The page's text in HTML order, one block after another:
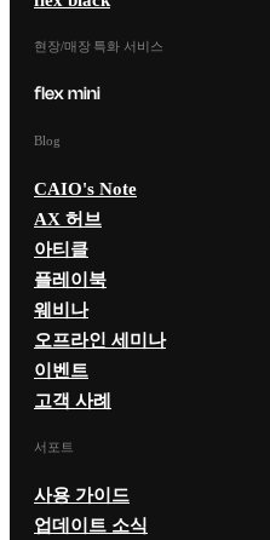
현장/매장 특화 서비스
Blog
CAIO's Note
AX 허브
아티클
플레이북
웨비나
오프라인 세미나
이벤트
고객 사례
서포트
사용 가이드
업데이트 소식